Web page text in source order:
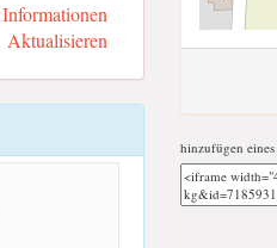
Aktualisieren
hinzufügen eines